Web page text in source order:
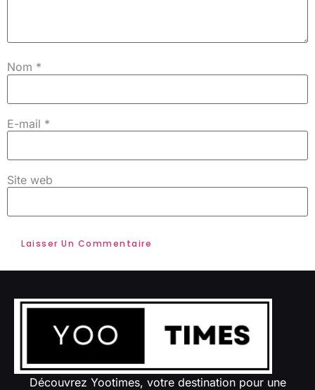
Nom *
E-mail *
Site web
Découvrez Yootimes, votre destination pour une